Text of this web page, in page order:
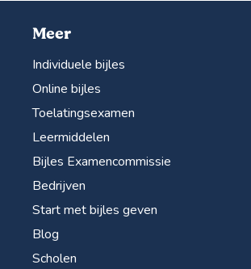
Meer
Individuele bijles
Online bijles
Toelatingsexamen
Leermiddelen
Bijles Examencommissie
Bedrijven
Start met bijles geven
Blog
Scholen